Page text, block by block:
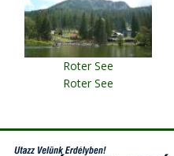
Roter See
Roter See